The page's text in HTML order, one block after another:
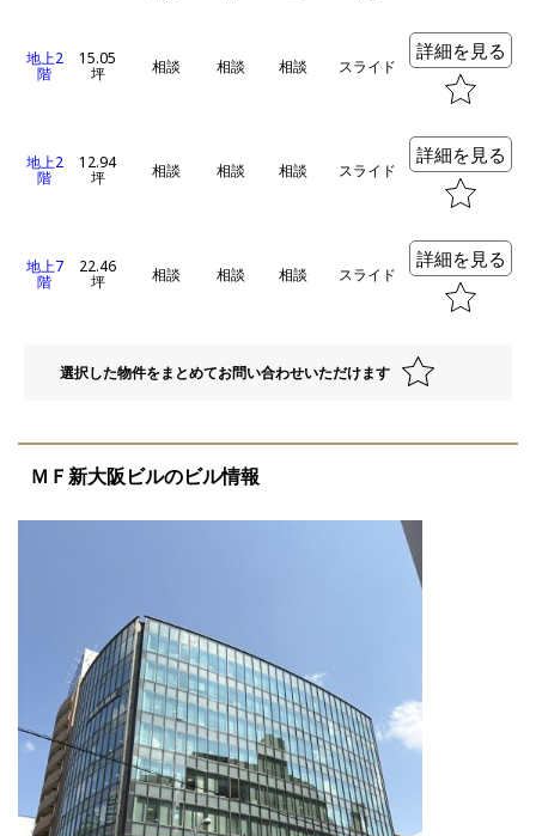
地上2
階
15.05
坪 相談 相談 相談 スライド
詳細を見る
地上2
階
12.94
坪 相談 相談 相談 スライド
詳細を見る
地上7
階
22.46
坪 相談 相談 相談 スライド
詳細を見る
選択した物件をまとめてお問い合わせいただけます
ＭＦ新大阪ビルのビル情報